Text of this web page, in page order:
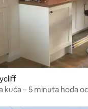
kuća – 5 minuta hoda